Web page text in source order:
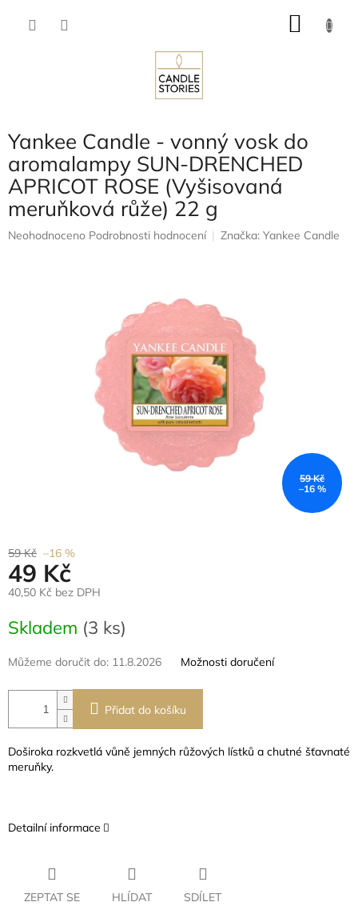
Yankee Candle - vonný vosk do
aromalampy SUN-DRENCHED
APRICOT ROSE (Vyšisovaná
meruňková růže) 22 g
Průměrné
Neohodnoceno Podrobnosti hodnocení Značka: Yankee Candle
59 Kč
–16 %
59 Kč –16 %
49 Kč
40,50 Kč bez DPH
cena:
Skladem (3 ks)
Můžeme doručit do: 11.8.2026 Možnosti doručení
Přidat do košíku
Doširoka rozkvetlá vůně jemných růžových lístků a chutné šťavnaté
meruňky.
Detailní informace
ZEPTAT SE HLÍDAT SDÍLET